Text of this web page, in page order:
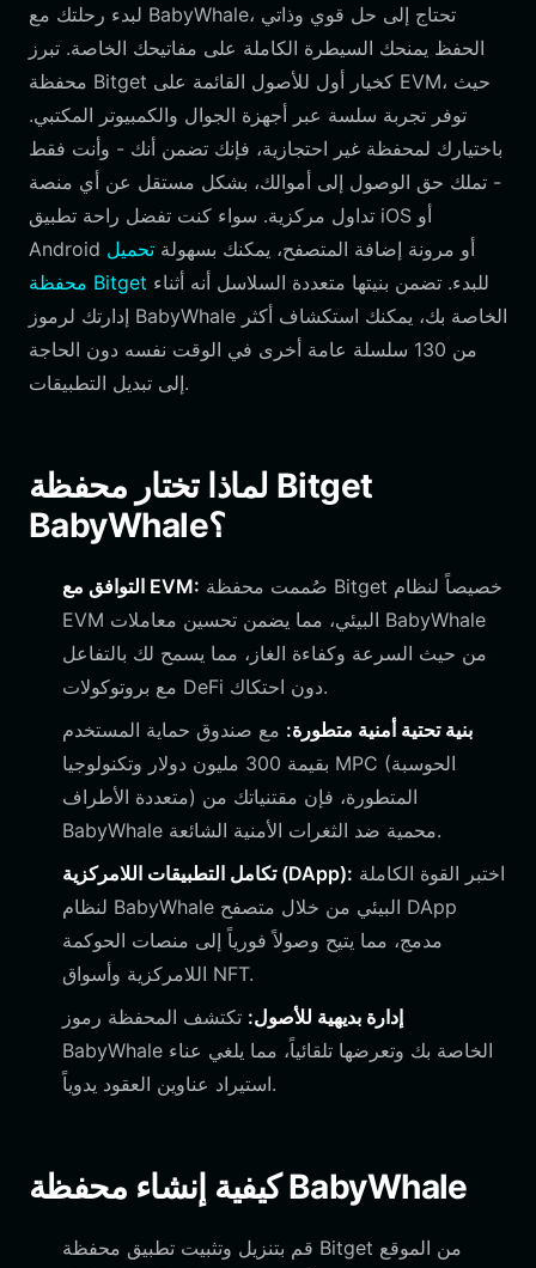
لبدء رحلتك مع BabyWhale، تحتاج إلى حل قوي وذاتي
الحفظ يمنحك السيطرة الكاملة على مفاتيحك الخاصة. تبرز
محفظة Bitget كخيار أول للأصول القائمة على EVM، حيث
توفر تجربة سلسة عبر أجهزة الجوال والكمبيوتر المكتبي.
باختيارك لمحفظة غير احتجازية، فإنك تضمن أنك - وأنت فقط
- تملك حق الوصول إلى أموالك، بشكل مستقل عن أي منصة
تداول مركزية. سواء كنت تفضل راحة تطبيق iOS أو
Android أو مرونة إضافة المتصفح، يمكنك بسهولة تحميل
محفظة Bitget
إدارتك لرموز BabyWhale الخاصة بك، يمكنك استكشاف أكثر
من 130 سلسلة عامة أخرى في الوقت نفسه دون الحاجة
إلى تبديل التطبيقات.
لماذا تختار محفظة Bitget
BabyWhale؟
التوافق مع EVM:
EVM البيئي، مما يضمن تحسين معاملات BabyWhale
من حيث السرعة وكفاءة الغاز، مما يسمح لك بالتفاعل
مع بروتوكولات DeFi دون احتكاك.
بنية تحتية أمنية متطورة: مع صندوق حماية المستخدم
بقيمة 300 مليون دولار وتكنولوجيا MPC (الحوسبة
متعددة الأطراف) المتطورة، فإن مقتنياتك من
BabyWhale محمية ضد الثغرات الأمنية الشائعة.
تكامل التطبيقات اللامركزية (DApp):
لنظام BabyWhale البيئي من خلال متصفح DApp
مدمج، مما يتيح وصولاً فورياً إلى منصات الحوكمة
اللامركزية وأسواق NFT.
إدارة بديهية للأصول: تكتشف المحفظة رموز
BabyWhale الخاصة بك وتعرضها تلقائياً، مما يلغي عناء
استيراد عناوين العقود يدوياً.
كيفية إنشاء محفظة BabyWhale
قم بتنزيل وتثبيت تطبيق محفظة Bitget من الموقع